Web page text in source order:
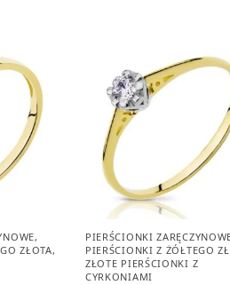
,
ZŁOTA,
PIERŚCIONKI
PIERŚCIONKI Z ŻÓŁTEGO
ZŁOTE PIERŚCIONKI Z
CYRKONIAMI